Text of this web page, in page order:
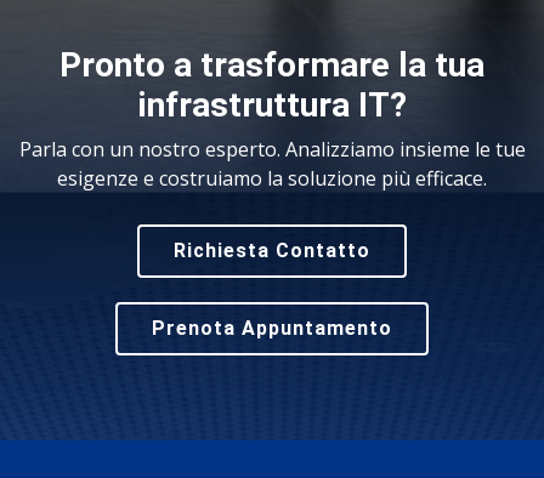
Pronto a trasformare la tua
infrastruttura IT?
Parla con un nostro esperto. Analizziamo insieme le tue
esigenze e costruiamo la soluzione più efficace.
Richiesta Contatto
Prenota Appuntamento